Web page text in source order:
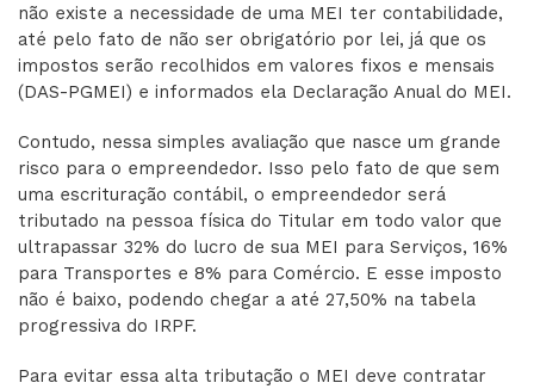
não existe a necessidade de uma MEI ter contabilidade,
até pelo fato de não ser obrigatório por lei, já que os
impostos serão recolhidos em valores fixos e mensais
(DAS-PGMEI) e informados ela Declaração Anual do MEI.
Contudo, nessa simples avaliação que nasce um grande
risco para o empreendedor. Isso pelo fato de que sem
uma escrituração contábil, o empreendedor será
tributado na pessoa física do Titular em todo valor que
ultrapassar 32% do lucro de sua MEI para Serviços, 16%
para Transportes e 8% para Comércio. E esse imposto
não é baixo, podendo chegar a até 27,50% na tabela
progressiva do IRPF.
Para evitar essa alta tributação o MEI deve contratar